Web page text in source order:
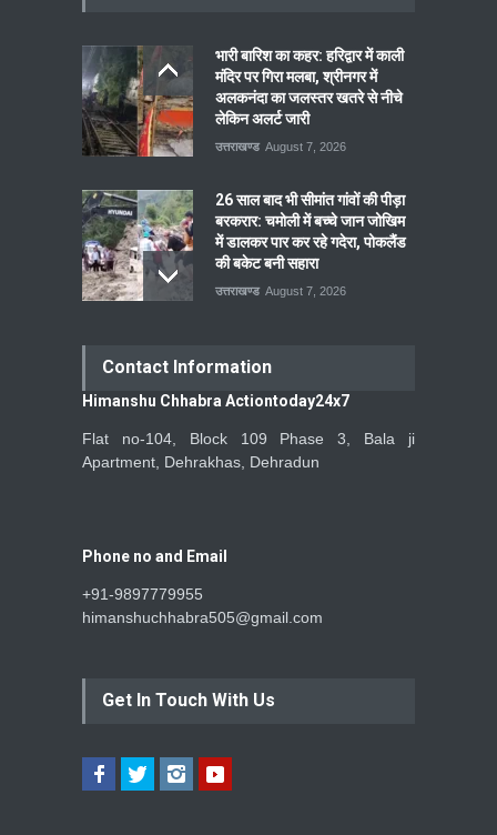
भारी बारिश का कहर: हरिद्वार में काली
मंदिर पर गिरा मलबा, श्रीनगर में
अलकनंदा का जलस्तर खतरे से नीचे
लेकिन अलर्ट जारी
उत्तराखण्ड August 7, 2026
26 साल बाद भी सीमांत गांवों की पीड़ा
बरकरार: चमोली में बच्चे जान जोखिम
में डालकर पार कर रहे गदेरा, पोकलैंड
की बकेट बनी सहारा
उत्तराखण्ड August 7, 2026
Contact Information
Himanshu Chhabra Actiontoday24x7
Flat no-104, Block 109 Phase 3, Bala ji
Apartment, Dehrakhas, Dehradun
Phone no and Email
+91-9897779955
himanshuchhabra505@gmail.com
Get In Touch With Us